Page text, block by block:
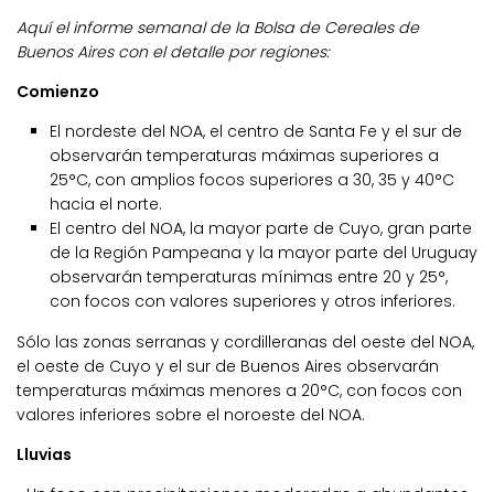
Aquí el informe semanal de la Bolsa de Cereales de
Buenos Aires con el detalle por regiones:
Comienzo
El nordeste del NOA, el centro de Santa Fe y el sur de
observarán temperaturas máximas superiores a
25°C, con amplios focos superiores a 30, 35 y 40°C
hacia el norte.
El centro del NOA, la mayor parte de Cuyo, gran parte
de la Región Pampeana y la mayor parte del Uruguay
observarán temperaturas mínimas entre 20 y 25°,
con focos con valores superiores y otros inferiores.
Sólo las zonas serranas y cordilleranas del oeste del NOA,
el oeste de Cuyo y el sur de Buenos Aires observarán
temperaturas máximas menores a 20°C, con focos con
valores inferiores sobre el noroeste del NOA.
Lluvias